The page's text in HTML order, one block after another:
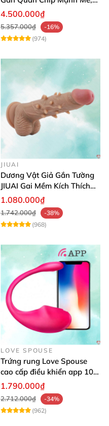
Điều Khiển Qua App
4.500.000₫
5.357.000₫
-16%
(974)
JIUAI
Dương Vật Giả Gắn Tường
JIUAI Gai Mềm Kích Thích
Điểm G Siêu Mượt
1.080.000₫
1.742.000₫
-38%
(968)
LOVE SPOUSE
Trứng rung Love Spouse
cao cấp điều khiển app 10
chế độ rung cực khoái toàn
1.790.000₫
2.712.000₫
-34%
(962)